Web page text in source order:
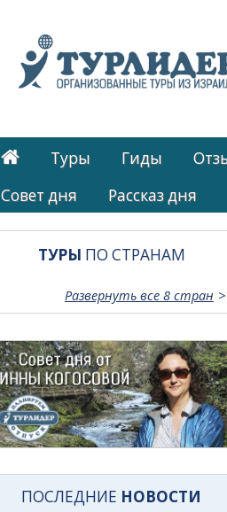
Туры Гиды
Cовет дня
Рассказ дня
ТУРЫ ПО СТРАНАМ
Развернуть все 8 стран
ПОСЛЕДНИЕ НОВОСТИ